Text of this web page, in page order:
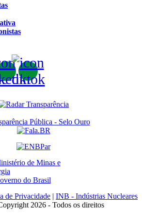
de Privacidade | INB - Indústrias Nucleares
2026 - Todos os direitos